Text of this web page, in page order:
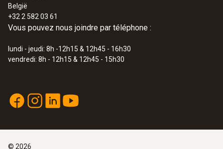
België
+32 2 582 03 61
Vous pouvez nous joindre par téléphone :
lundi - jeudi: 8h -12h15 & 12h45 - 16h30
vendredi: 8h - 12h15 & 12h45 - 15h30
© 2026